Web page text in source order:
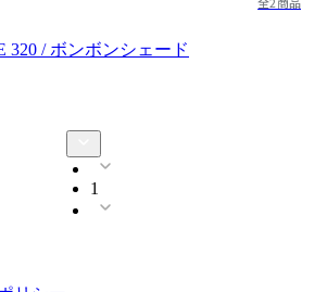
320 / ボンボンシェード
1